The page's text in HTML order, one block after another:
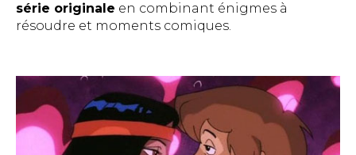
série originale en combinant énigmes à
résoudre et moments comiques.